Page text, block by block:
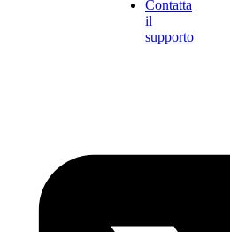
Contatta
il
supporto